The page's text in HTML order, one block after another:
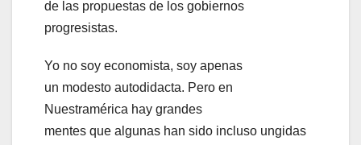
de las propuestas de los gobiernos
progresistas.
Yo no soy economista, soy apenas
un modesto autodidacta. Pero en
Nuestramérica hay grandes
mentes que algunas han sido incluso ungidas